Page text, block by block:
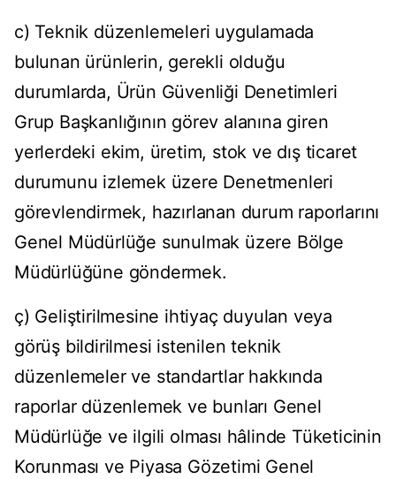
c) Teknik düzenlemeleri uygulamada
bulunan ürünlerin, gerekli olduğu
durumlarda, Ürün Güvenliği Denetimleri
Grup Başkanlığının görev alanına giren
yerlerdeki ekim, üretim, stok ve dış ticaret
durumunu izlemek üzere Denetmenleri
görevlendirmek, hazırlanan durum raporlarını
Genel Müdürlüğe sunulmak üzere Bölge
Müdürlüğüne göndermek.
ç) Geliştirilmesine ihtiyaç duyulan veya
görüş bildirilmesi istenilen teknik
düzenlemeler ve standartlar hakkında
raporlar düzenlemek ve bunları Genel
Müdürlüğe ve ilgili olması hâlinde Tüketicinin
Korunması ve Piyasa Gözetimi Genel